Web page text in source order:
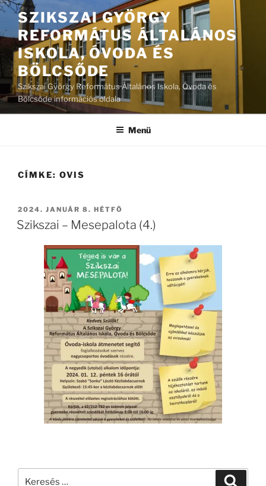
Tartalomhoz
SZIKSZAI GYÖRGY
REFORMÁTUS ÁLTALÁNOS
ISKOLA, ÓVODA ÉS
BÖLCSŐDE
Szikszai György Református Általános Iskola, Óvoda és
Bölcsőde információs oldala
Menü
CÍMKE: OVIS
BEKÜLDVE:
2024. JANUÁR 8. HÉTFŐ
Szikszai – Mesepalota (4.)